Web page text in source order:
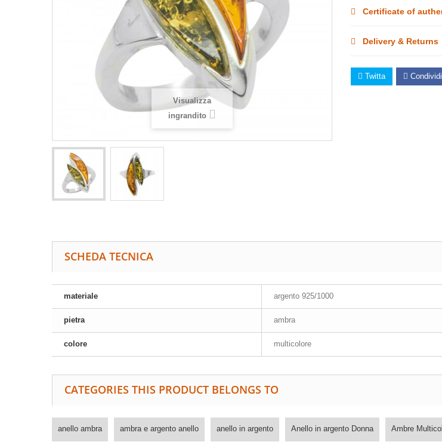
Visualizza
ingrandito
Certificate of
Delivery & Returns
Twitta Condividi
SCHEDA TECNICA
materiale argento 925/1000
pietra ambra
colore multicolore
CATEGORIES THIS PRODUCT BELONGS TO
anello ambra ambra e argento anello anello in argento Anello in argento Donna Ambre